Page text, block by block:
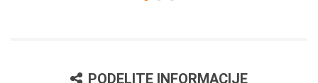
PODELITE INFORMACIJE